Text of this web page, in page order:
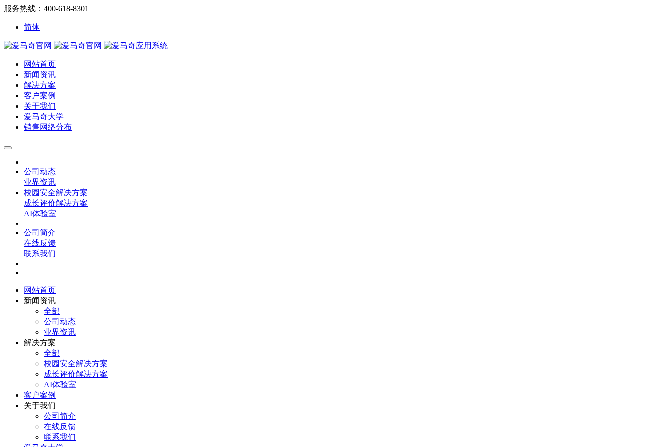
服务热线：400-618-8301
简体
网站首页
新闻资讯
解决方案
客户案例
关于我们
爱马奇大学
销售网络分布
公司动态
业界资讯
校园安全解决方案
成长评价解决方案
AI体验室
公司简介
在线反馈
联系我们
网站首页
新闻资讯
全部
公司动态
业界资讯
解决方案
全部
校园安全解决方案
成长评价解决方案
AI体验室
客户案例
关于我们
公司简介
在线反馈
联系我们